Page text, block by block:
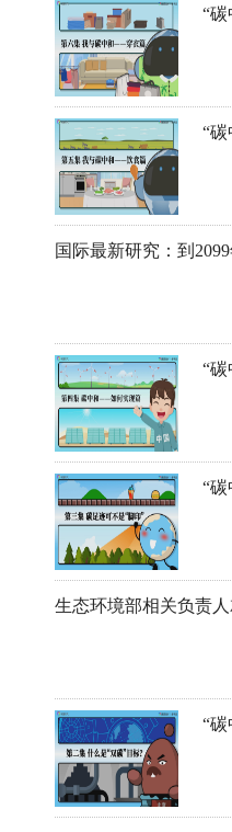
“
“
国际最新研究：到
“
“
“